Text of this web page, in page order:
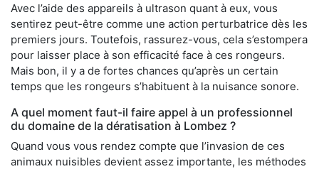
Avec l’aide des appareils à ultrason quant à eux, vous
sentirez peut-être comme une action perturbatrice dès les
premiers jours. Toutefois, rassurez-vous, cela s’estompera
pour laisser place à son efficacité face à ces rongeurs.
Mais bon, il y a de fortes chances qu’après un certain
temps que les rongeurs s’habituent à la nuisance sonore.
A quel moment faut-il faire appel à un professionnel
du domaine de la dératisation à Lombez ?
Quand vous vous rendez compte que l’invasion de ces
animaux nuisibles devient assez importante, les méthodes